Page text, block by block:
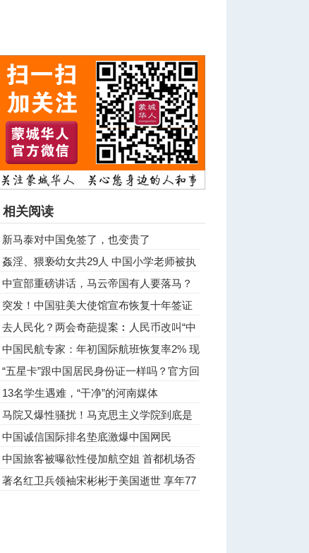
▌相关阅读
新马泰对中国免签了，也变贵了
姦淫、猥亵幼女共29人 中国小学老师被执
行死刑
中宣部重磅讲话，马云帝国有人要落马？
突发！中国驻美大使馆宣布恢复十年签证
的入境功能
去人民化？两会奇葩提案︰人民币改叫“中
国元”
中国民航专家：年初国际航班恢复率2% 现
在是.....
“五星卡”跟中国居民身份证一样吗？官方回
应来了
13名学生遇难，“干净”的河南媒体
马院又爆性骚扰！马克思主义学院到底是
干什么的？
中国诚信国际排名垫底激爆中国网民
中国旅客被曝欲性侵加航空姐 首都机场否
认(图)
著名红卫兵领袖宋彬彬于美国逝世 享年77